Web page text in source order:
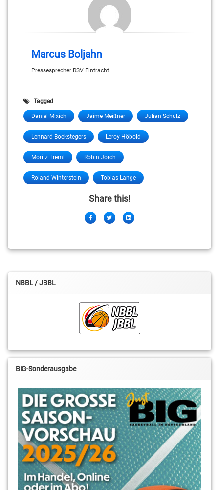
Marcus Boljahn
Pressesprecher RSV Eintracht
Tagged
Daniel Mixich Jaime Meißner Julian Schulz
Lennard Boekstegers Leroy Höbold
Moritz Treml Robin Jorch
Roland Winterstein Tobias Lange
Share this!
FacebookTwitterLinkedIn
NBBL / JBBL
BiG-Sonderausgabe